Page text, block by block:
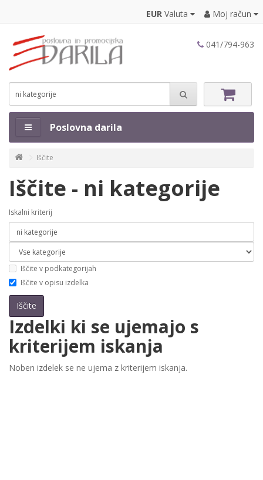
EUR Valuta Moj račun
041/794-963
Poslovna darila
Iščite
Iščite - ni kategorije
Iskalni kriterij
Iščite v podkategorijah
Iščite v opisu izdelka
Izdelki ki se ujemajo s
kriterijem iskanja
Noben izdelek se ne ujema z kriterijem iskanja.